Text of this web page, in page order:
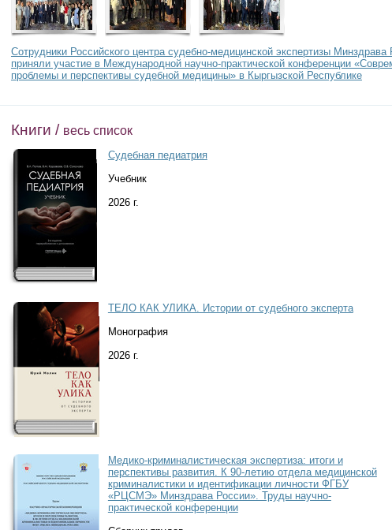
Сотрудники Российского центра судебно-медицинской экспертизы Минздрава
приняли участие в Международной научно-практической конференции
проблемы и перспективы судебной медицины» в Кыргызской Республике
Книги / весь список
Судебная педиатрия
Учебник
2026 г.
ТЕЛО КАК УЛИКА. Истории от судебного эксперта
Монография
2026 г.
Медико-криминалистическая экспертиза: итоги и
перспективы развития. К 90-летию отдела медицинской
криминалистики и идентификации личности ФГБУ
«РЦСМЭ» Минздрава России». Труды научно-
практической конференции